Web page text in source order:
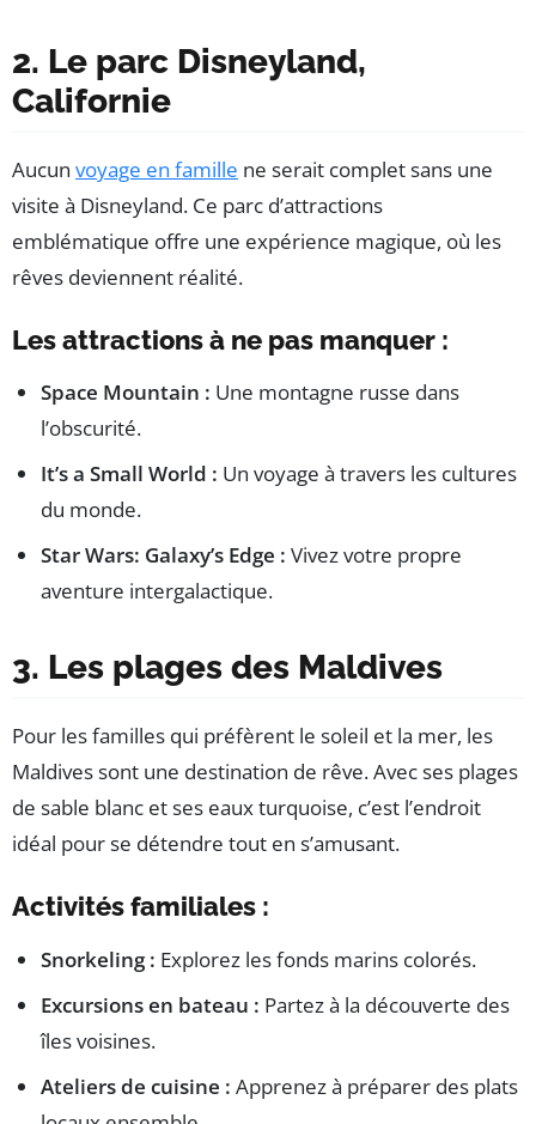
2. Le parc Disneyland,
Californie
Aucun voyage en famille ne serait complet sans une
visite à Disneyland. Ce parc d’attractions
emblématique offre une expérience magique, où les
rêves deviennent réalité.
Les attractions à ne pas manquer :
Space Mountain : Une montagne russe dans
l’obscurité.
It’s a Small World : Un voyage à travers les cultures
du monde.
Star Wars: Galaxy’s Edge : Vivez votre propre
aventure intergalactique.
3. Les plages des Maldives
Pour les familles qui préfèrent le soleil et la mer, les
Maldives sont une destination de rêve. Avec ses plages
de sable blanc et ses eaux turquoise, c’est l’endroit
idéal pour se détendre tout en s’amusant.
Activités familiales :
Snorkeling : Explorez les fonds marins colorés.
Excursions en bateau : Partez à la découverte des
îles voisines.
Ateliers de cuisine : Apprenez à préparer des plats